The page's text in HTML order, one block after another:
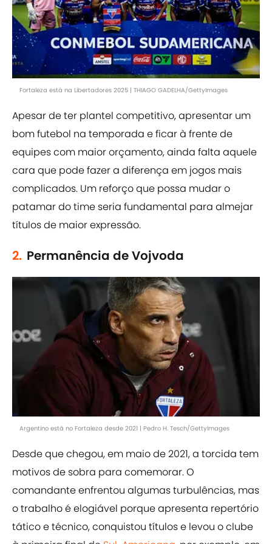
Fortaleza está na Libertadores 2025 | THIAGO GADELHA/GettyImages
Apesar de ter plantel competitivo, apresentar um
bom futebol na temporada e ficar à frente de
equipes com maior orçamento, ainda falta aquele
cara que pode fazer a diferença em jogos mais
complicados. Um reforço que possa mudar o
patamar do time seria fundamental para almejar
títulos de maior expressão.
2. Permanência de Vojvoda
Argentino está no Fortaleza desde 2021 | Pedro H. Tesch/GettyImages
Desde que chegou, em maio de 2021, a torcida tem
motivos de sobra para comemorar. O
comandante enfrentou algumas turbulências, mas
o trabalho é elogiável porque apresenta repertório
tático e técnico, conquistou títulos e levou o clube